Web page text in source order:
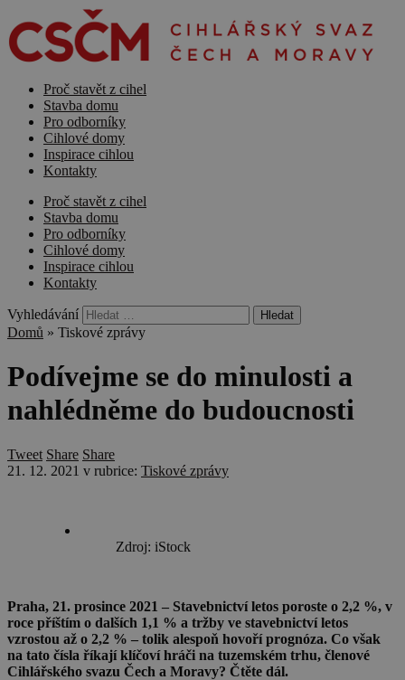
Proč stavět z cihel
Stavba domu
Pro odborníky
Cihlové domy
Inspirace cihlou
Kontakty
Proč stavět z cihel
Stavba domu
Pro odborníky
Cihlové domy
Inspirace cihlou
Kontakty
Vyhledávání
Domů » Tiskové zprávy
Podívejme se do minulosti a
nahlédněme do budoucnosti
Tweet Share Share
21. 12. 2021 v rubrice: Tiskové zprávy
Zdroj: iStock
Praha, 21. prosince 2021 – Stavebnictví letos poroste o 2,2 %, v
roce příštím o dalších 1,1 % a tržby ve stavebnictví letos
vzrostou až o 2,2 % – tolik alespoň hovoří prognóza. Co však
na tato čísla říkají klíčoví hráči na tuzemském trhu, členové
Cihlářského svazu Čech a Moravy? Čtěte dál.